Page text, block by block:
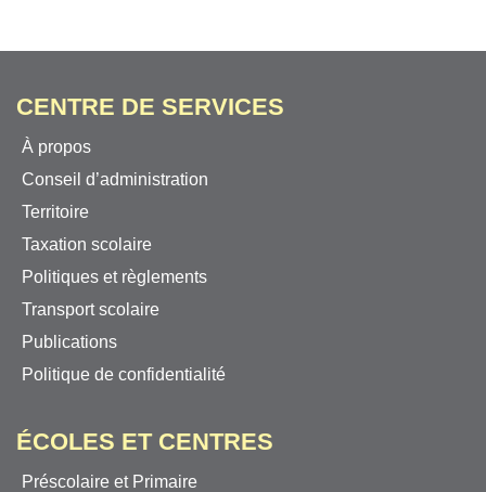
CENTRE DE SERVICES
À propos
Conseil d’administration
Territoire
Taxation scolaire
Politiques et règlements
Transport scolaire
Publications
Politique de confidentialité
ÉCOLES ET CENTRES
Préscolaire et Primaire